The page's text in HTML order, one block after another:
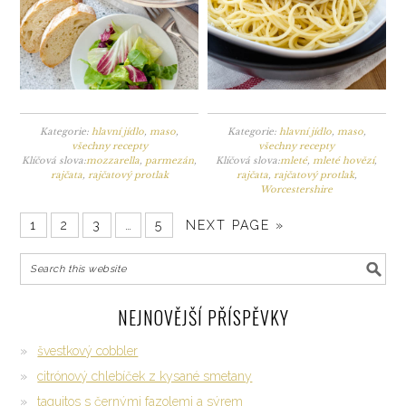
Kategorie:hlavní jídlo,maso,
všechny recepty
Klíčová slova:mozzarella, parmezán,
rajčata, rajčatový protlak
Kategorie: hlavní jídlo, maso,
všechny recepty
Klíčová slova:mleté,mleté hovězí,
rajčata, rajčatový protlak,
Worcestershire
1 2 3 5 NEXT PAGE »
NEJNOVĚJŠÍ PŘÍSPĚVKY
švestkový cobbler
citrónový chlebíček z kysané smetany
taquitos s černými fazolemi a sýrem